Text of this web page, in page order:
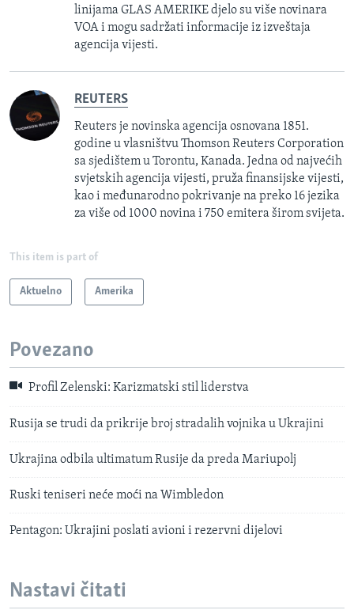
linijama GLAS AMERIKE djelo su više novinara
VOA i mogu sadržati informacije iz izveštaja
agencija vijesti.
REUTERS
Reuters je novinska agencija osnovana 1851.
godine u vlasništvu Thomson Reuters Corporation
sa sjedištem u Torontu, Kanada. Jedna od najvećih
svjetskih agencija vijesti, pruža finansijske vijesti,
kao i međunarodno pokrivanje na preko 16 jezika
za više od 1000 novina i 750 emitera širom svijeta.
This item is part of
Aktuelno Amerika
Povezano
Profil Zelenski: Karizmatski stil liderstva
Rusija se trudi da prikrije broj stradalih vojnika u Ukrajini
Ukrajina odbila ultimatum Rusije da preda Mariupolj
Ruski teniseri neće moći na Wimbledon
Pentagon: Ukrajini poslati avioni i rezervni dijelovi
Nastavi čitati